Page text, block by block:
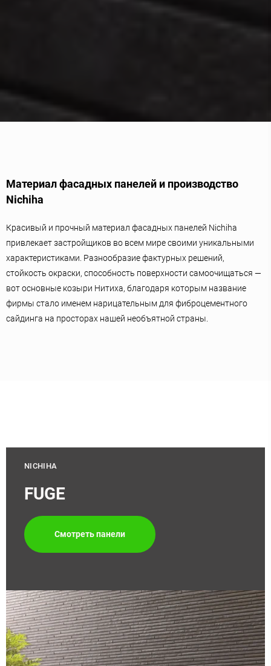
Материал фасадных панелей и производство
Nichiha
Красивый и прочный материал фасадных панелей Nichiha
привлекает застройщиков во всем мире своими уникальными
характеристиками. Разнообразие фактурных решений,
стойкость окраски, способность поверхности самоочищаться —
вот основные козыри Нитиха, благодаря которым название
фирмы стало именем нарицательным для фиброцементного
сайдинга на просторах нашей необъятной страны.
NICHIHA
FUGE
Смотреть панели